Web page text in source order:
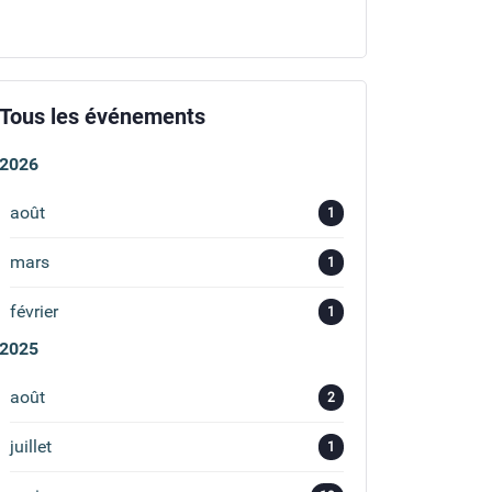
Tous les événements
2026
août 1
mars 1
février 1
2025
août 2
juillet 1